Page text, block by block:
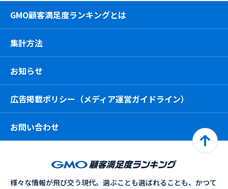
GMO顧客満足度ランキングとは
集計方法
お知らせ
広告掲載ポリシー（メディア運営ガイドライン）
お問い合わせ
様々な情報が飛び交う現代。選ぶことも選ばれることも、かつて